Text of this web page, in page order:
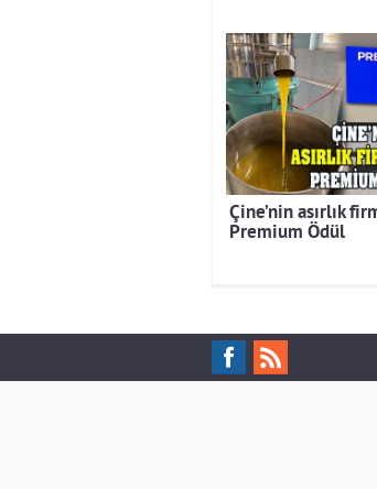
Çine’nin asırlık
Premium Ödül